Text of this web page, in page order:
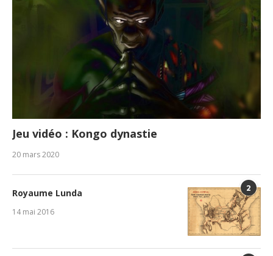
Jeu vidéo : Kongo dynastie
20 mars 2020
2
Royaume Lunda
14 mai 2016